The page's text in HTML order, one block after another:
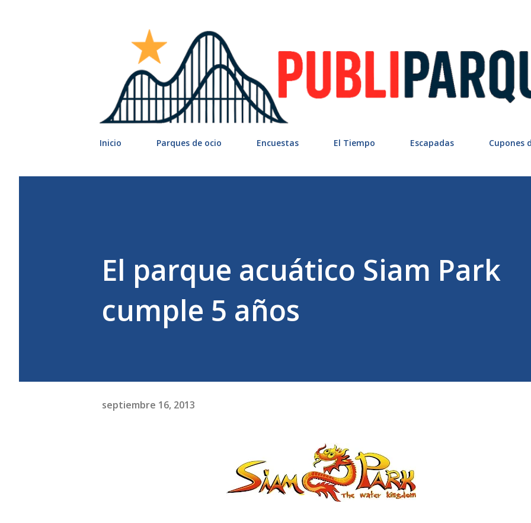
Inicio Parques de ocio Encuestas El Tiempo Escapadas Cupones
El parque acuático Siam Park
cumple 5 años
septiembre 16, 2013